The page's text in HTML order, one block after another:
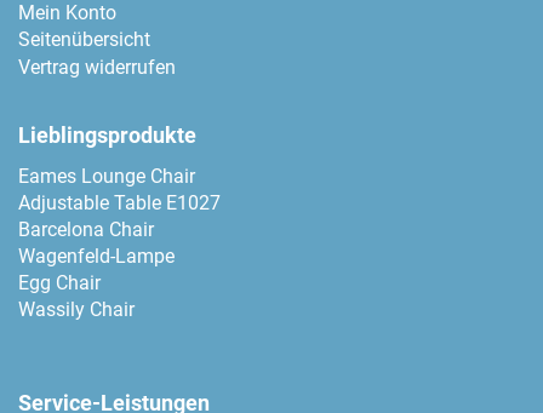
Mein Konto
Seitenübersicht
Vertrag widerrufen
Lieblingsprodukte
Eames Lounge Chair
Adjustable Table E1027
Barcelona Chair
Wagenfeld-Lampe
Egg Chair
Wassily Chair
Service-Leistungen